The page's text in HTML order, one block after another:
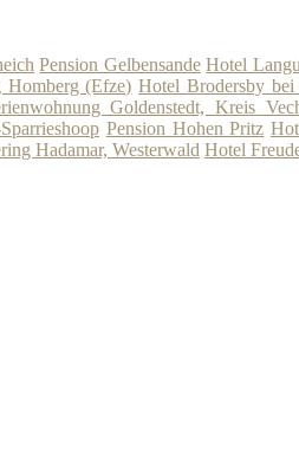
Pension Gelbensande Hotel
Homberg (Efze) Hotel Brodersby
Goldenstedt, Kreis
Pension Hohen Pritz
Hadamar, Westerwald Hotel